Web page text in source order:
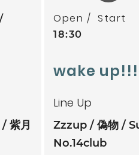
紫月
Open Start
18:30
wake up!!!
Line Up
Zzzup 偽物
No.14club